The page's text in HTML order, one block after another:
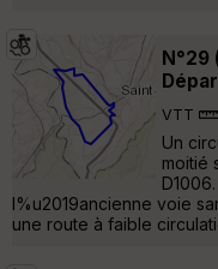
N°29
VTT
Un
moitié
l%u2019ancienne voie
une route à faible